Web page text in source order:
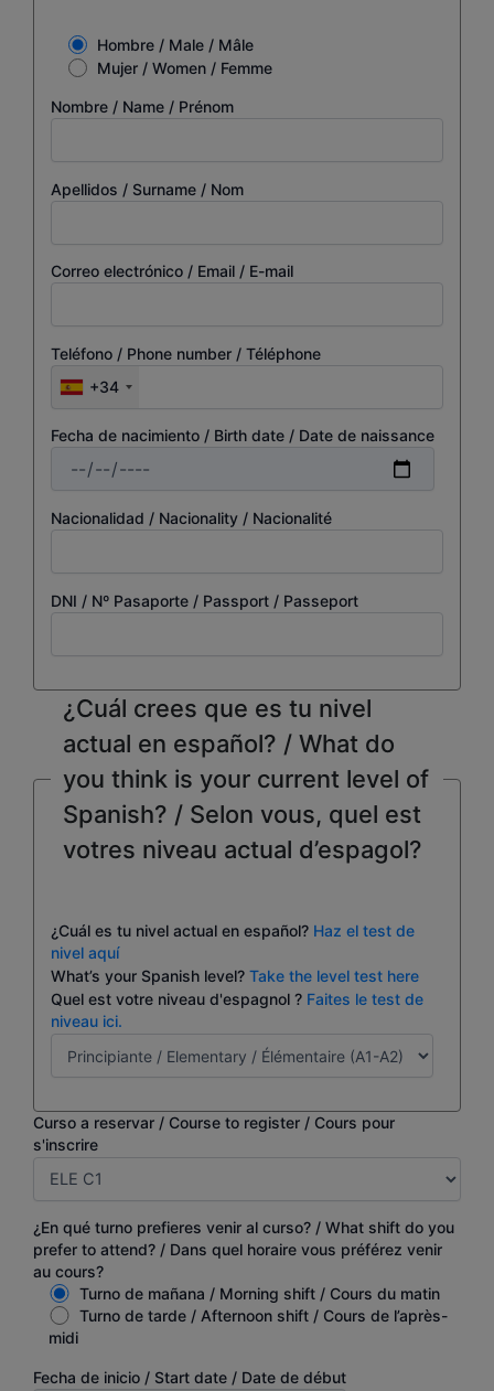
Hombre / Male / Mâle
Mujer / Women / Femme
Nombre / Name / Prénom
Apellidos / Surname / Nom
Correo electrónico / Email / E-mail
Teléfono / Phone number / Téléphone
+34
Fecha de nacimiento / Birth date / Date de naissance
Nacionalidad / Nacionality / Nacionalité
DNI / Nº Pasaporte / Passport / Passeport
¿Cuál crees que es tu nivel
actual en español? / What do
you think is your current level of
Spanish? / Selon vous, quel est
votres niveau actual d’espagol?
¿Cuál es tu nivel actual en español? Haz el test de
nivel aquí
What’s your Spanish level? Take the level test here
Quel est votre niveau d'espagnol ? Faites le test de
niveau ici.
Curso a reservar / Course to register / Cours pour
s'inscrire
¿En qué turno prefieres venir al curso? / What shift do you
prefer to attend? / Dans quel horaire vous préférez venir
au cours?
Turno de mañana / Morning shift / Cours du matin
Turno de tarde / Afternoon shift / Cours de l’après-
midi
Fecha de inicio / Start date / Date de début